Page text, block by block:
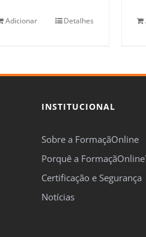
Adicionar Detalhes
INSTITUCIONAL
Sobre a FormaçãOnline
Porquê a
Certificação e Segurança
Notícias